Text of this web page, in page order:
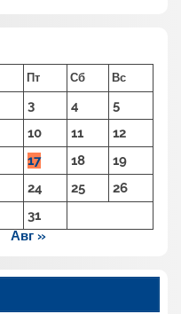
Пт Сб Вс
3 4
5
10 11
12
17 18
19
24 25
26
31
Авг »